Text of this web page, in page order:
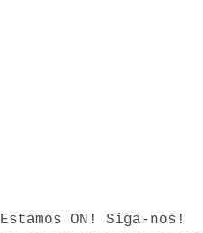
Estamos ON! Siga-nos!